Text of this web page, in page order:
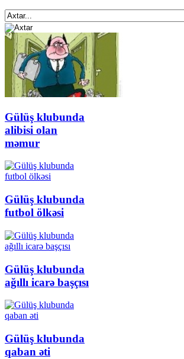
Gülüş klubunda
alibisi olan
məmur
Gülüş klubunda
futbol ölkəsi
Gülüş klubunda
ağıllı icarə başçısı
Gülüş klubunda
qaban əti